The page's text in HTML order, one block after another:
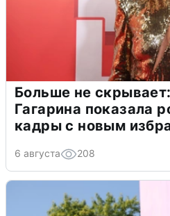
Больше не
Гагарина показала
кадры с новым
6 августа 208